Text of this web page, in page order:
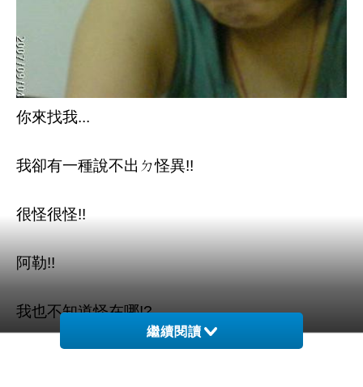
你來找我...
我卻有一種說不出ㄉ怪異!!
很怪很怪!!
阿勒!!
我也不知道怪在哪!?
繼續閱讀